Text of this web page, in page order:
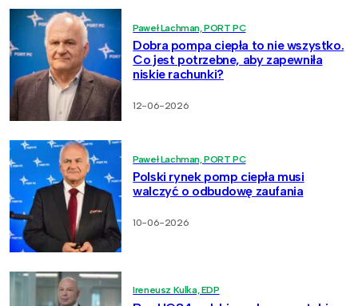
Paweł Lachman, PORT PC
Dobra pompa ciepła to nie wszystko.
Co jest potrzebne, aby zapewniła
niskie rachunki?
12-06-2026
Paweł Lachman, PORT PC
Polski rynek pomp ciepła musi
walczyć o odbudowę zaufania
10-06-2026
Ireneusz Kulka, EDP